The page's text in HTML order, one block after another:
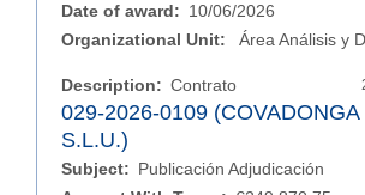
Date of award: 10/06/2026
Organizational Unit:
Área Análisis y
029-2026-0109 (COVADONGA
S.L.U.)
Description: Contrato
Subject: Publicación Adjudicación